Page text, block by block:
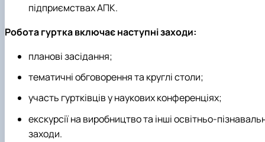
підприємствах АПК.
Робота гуртка включає наступні заходи:
планові засідання;
тематичні обговорення та круглі столи;
участь гуртківців у наукових конференціях;
екскурсії на виробництво та інші освітньо-
заходи.